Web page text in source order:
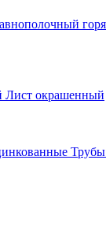
Лист окрашенный